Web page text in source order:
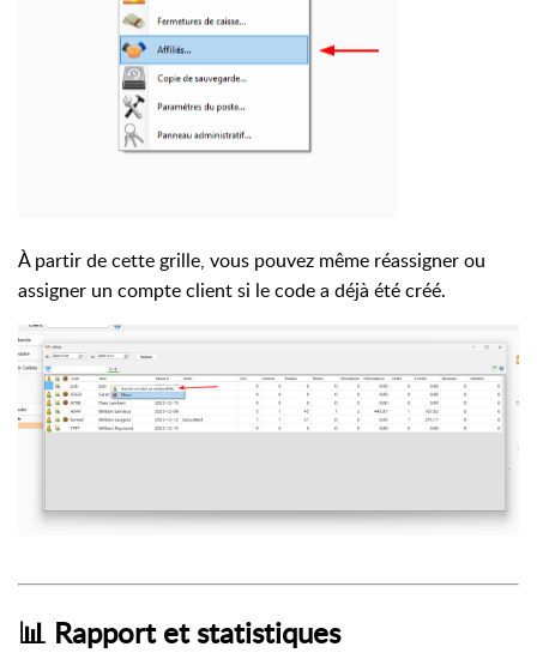
À partir de cette grille, vous pouvez même réassigner ou
assigner un compte client si le code a déjà été créé.
📊 Rapport et statistiques